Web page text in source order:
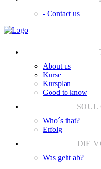
- Contact us
About us
Kurse
Kursplan
Good to know
Who´s that?
Erfolg
Was geht ab?